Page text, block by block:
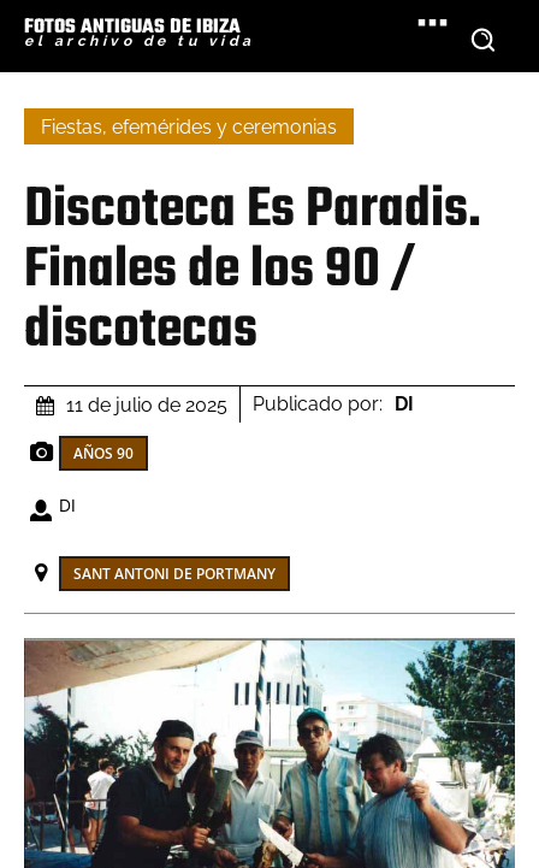
FOTOS ANTIGUAS DE IBIZA
el archivo de tu vida
Fiestas, efemérides y ceremonias
Discoteca Es Paradis.
Finales de los 90 /
discotecas
11 de julio de 2025 Publicado por: DI
AÑOS 90
DI
SANT ANTONI DE PORTMANY